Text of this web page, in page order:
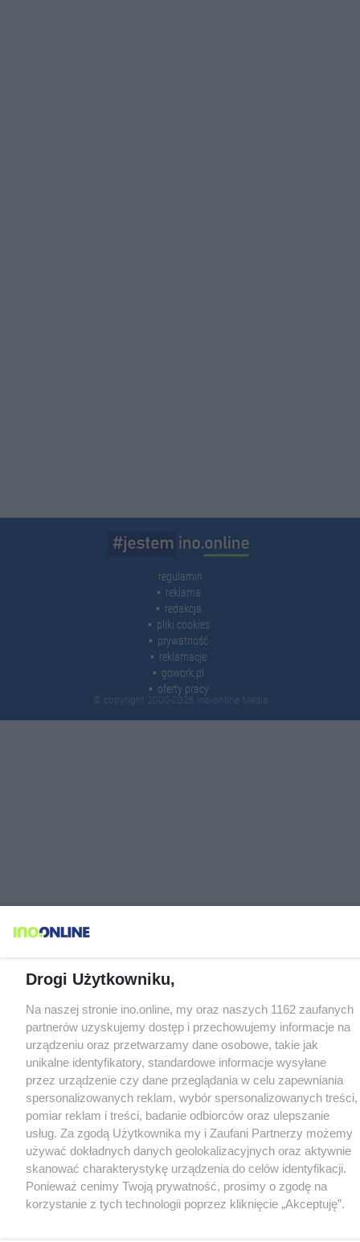
regulamin
reklama
redakcja
pliki cookies
prywatność
reklamacje
gowork.pl
oferty pracy
© copyright 2000-2026 Ino-online Media
Drogi Użytkowniku,
Na naszej stronie ino.online, my oraz naszych 1162 zaufanych
partnerów uzyskujemy dostęp i przechowujemy informacje na
urządzeniu oraz przetwarzamy dane osobowe, takie jak
unikalne identyfikatory, standardowe informacje wysyłane
przez urządzenie czy dane przeglądania w celu zapewniania
spersonalizowanych reklam, wybór spersonalizowanych treści,
pomiar reklam i treści, badanie odbiorców oraz ulepszanie
usług. Za zgodą Użytkownika my i Zaufani Partnerzy możemy
używać dokładnych danych geolokalizacyjnych oraz aktywnie
skanować charakterystykę urządzenia do celów identyfikacji.
Ponieważ cenimy Twoją prywatność, prosimy o zgodę na
korzystanie z tych technologii poprzez kliknięcie „Akceptuję”.